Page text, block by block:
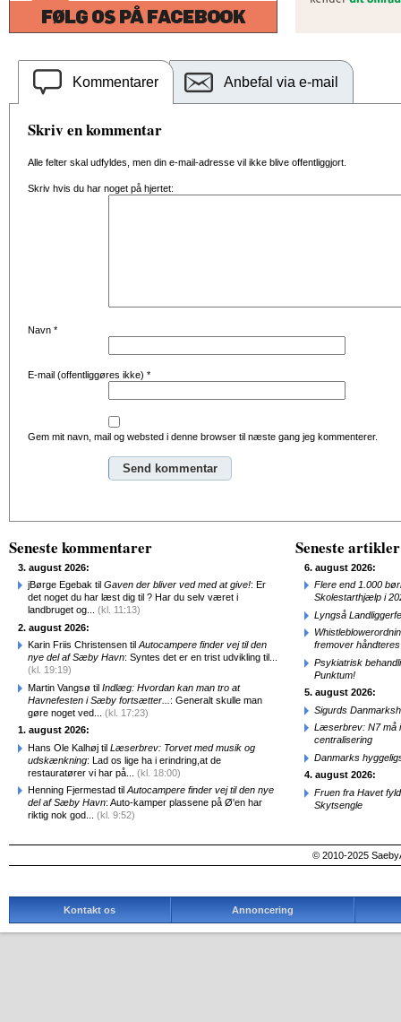
Kommentarer Anbefal via e-mail
Skriv en kommentar
Alle felter skal udfyldes, men din e-mail-adresse vil ikke blive offentliggjort.
Skriv hvis du har noget på hjertet:
Navn *
E-mail (offentliggøres ikke) *
Gem mit navn, mail og websted i denne browser til næste gang jeg kommenterer.
Seneste kommentarer
3. august 2026:
jBørge Egebak til Gaven der bliver ved med at give!: Er
det noget du har læst dig til ? Har du selv været i
landbruget og... (kl. 11:13)
2. august 2026:
Karin Friis Christensen til Autocampere finder vej til den
nye del af Sæby Havn: Syntes det er en trist udvikling til...
(kl. 19:19)
Martin Vangsø til Indlæg: Hvordan kan man tro at
Havnefesten i Sæby fortsætter... : Generalt skulle man
gøre noget ved... (kl. 17:23)
1. august 2026:
Hans Ole Kalhøj til Læserbrev: Torvet med musik og
udskænkning: Lad os lige ha i erindring,at de
restauratører vi har på... (kl. 18:00)
Henning Fjermestad til Autocampere finder vej til den nye
del af Sæby Havn: Auto-kamper plassene på Ø'en har
riktig nok god... (kl. 9:52)
Seneste artikler
6. august 2026:
Flere end 1.000
Skolestarthjælp i
Lyngså
fremover
Psykiatrisk
Punktum!
5. august 2026:
Sigurds
Læserbrev: N7 må
centralisering
Danmarks
4. august 2026:
Fruen fra Havet
Skytsengle
© 2010-2025
Kontakt os Annoncering